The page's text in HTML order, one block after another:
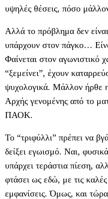
υψηλές θέσεις, πόσο
Αλλά το πρόβλημα δεν
υπάρχουν στον πάγκο…
Φαίνεται στον αγωνιστικό
“ξεμείνει”, έχουν
ψυχολογικά. Μάλλον ήρθε
Αρχής γενομένης από το
ΠΑΟΚ.
Το “τριφύλλι” πρέπει να
δείξει εγωισμό. Ναι,
υπάρχει τεράστια πίεση,
φτάσει ως εδώ, με τις καλές
εμφανίσεις. Όμως, και